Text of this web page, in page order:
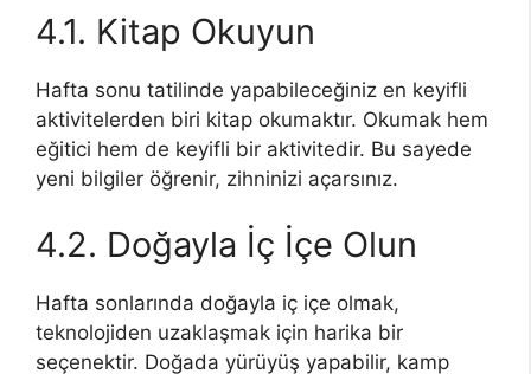
4.1. Kitap Okuyun
Hafta sonu tatilinde yapabileceğiniz en keyifli
aktivitelerden biri kitap okumaktır. Okumak hem
eğitici hem de keyifli bir aktivitedir. Bu sayede
yeni bilgiler öğrenir, zihninizi açarsınız.
4.2. Doğayla İç İçe Olun
Hafta sonlarında doğayla iç içe olmak,
teknolojiden uzaklaşmak için harika bir
seçenektir. Doğada yürüyüş yapabilir, kamp